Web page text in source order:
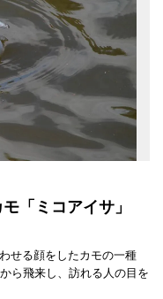
モ「ミコアイサ」
せる顔をしたカモの一種
ら飛来し、訪れる人の目を